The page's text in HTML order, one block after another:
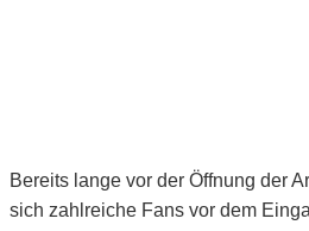
Bereits lange vor der Öffnung der
sich zahlreiche Fans vor dem